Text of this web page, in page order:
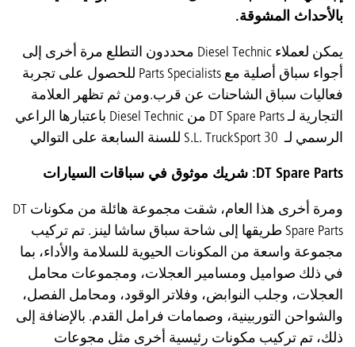
بالأحداث المشوقة.
يمكن لعملاء Diesel Technic محددون التطلع مرة أخرى إلى
أجواء سباق أصلية مع Parts Specialists للحصول على تجربة
فعاليات سباق الشاحنات عن قرب.ومن ثم تظهر العلامة
التجارية لـ DT Spare Parts من Diesel Technic باعتبارها الراعي
الرسمي لـ S.L. TruckSport 30 للسنة السابعة على التوالي
DT Spare Parts: شريك موثوق في سباقات السيارات
ومرة أخرى هذا العام، شقت مجموعة هائلة من مكونات DT
Spare Parts طريقها إلى شاحة سباق ساشا لينز. تم تركيب
مجموعة واسعة من المكونات الحيوية للسلامة والأداء، بما
في ذلك صواميل ومسامير العجلات، ومجموعات محامل
العجلات، وجلب النوابض، وفلاتر الوقود، ومحامل الفصل،
والشواحن التوربينية، وصمامات فرامل القدم. بالإضافة إلى
ذلك، تم تركيب مكونات رئيسية أخرى مثل مجوعات